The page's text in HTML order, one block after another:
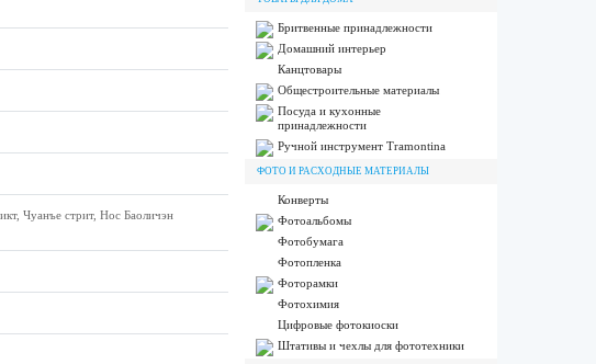
Чуанъе стрит, Нос Баоличэн
Бритвенные принадлежности
Домашний интерьер
Канцтовары
Общестроительные материалы
Посуда и кухонные
принадлежности
Ручной инструмент Tramontina
ФОТО И РАСХОДНЫЕ МАТЕРИАЛЫ
Конверты
Фотоальбомы
Фотобумага
Фотопленка
Фоторамки
Фотохимия
Цифровые фотокиоски
Штативы и чехлы для фототехники